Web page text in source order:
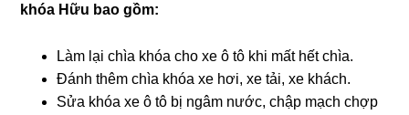
khóa Hữu bao gồm:
Làm lại chìa khóa cho xe ô tô khi mất hết chìa.
Đánh thêm chìa khóa xe hơi, xe tải, xe khách.
Sửa khóa xe ô tô bị ngâm nước, chập mạch chợp